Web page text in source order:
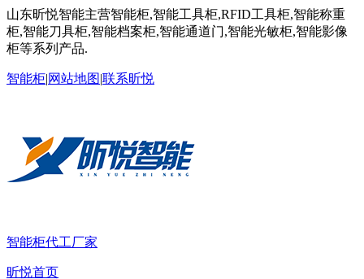
山东昕悦智能主营智能柜,智能工具柜,RFID工具柜,智能称重
柜,智能刀具柜,智能档案柜,智能通道门,智能光敏柜,智能影像
柜等系列产品.
智能柜|网站地图|联系昕悦
智能柜代工厂家
昕悦首页